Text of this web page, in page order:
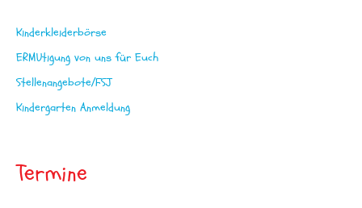
Kinderkleiderbörse
ERMUtigung von uns für Euch
Stellenangebote/FSJ
Kindergarten Anmeldung
Termine